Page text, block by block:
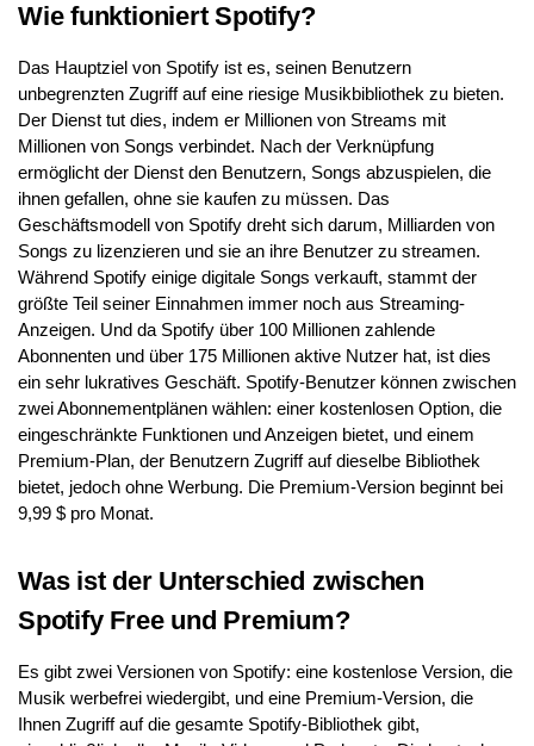
Wie funktioniert Spotify?
Das Hauptziel von Spotify ist es, seinen Benutzern
unbegrenzten Zugriff auf eine riesige Musikbibliothek zu bieten.
Der Dienst tut dies, indem er Millionen von Streams mit
Millionen von Songs verbindet. Nach der Verknüpfung
ermöglicht der Dienst den Benutzern, Songs abzuspielen, die
ihnen gefallen, ohne sie kaufen zu müssen. Das
Geschäftsmodell von Spotify dreht sich darum, Milliarden von
Songs zu lizenzieren und sie an ihre Benutzer zu streamen.
Während Spotify einige digitale Songs verkauft, stammt der
größte Teil seiner Einnahmen immer noch aus Streaming-
Anzeigen. Und da Spotify über 100 Millionen zahlende
Abonnenten und über 175 Millionen aktive Nutzer hat, ist dies
ein sehr lukratives Geschäft. Spotify-Benutzer können zwischen
zwei Abonnementplänen wählen: einer kostenlosen Option, die
eingeschränkte Funktionen und Anzeigen bietet, und einem
Premium-Plan, der Benutzern Zugriff auf dieselbe Bibliothek
bietet, jedoch ohne Werbung. Die Premium-Version beginnt bei
9,99 $ pro Monat.
Was ist der Unterschied zwischen
Spotify Free und Premium?
Es gibt zwei Versionen von Spotify: eine kostenlose Version, die
Musik werbefrei wiedergibt, und eine Premium-Version, die
Ihnen Zugriff auf die gesamte Spotify-Bibliothek gibt,